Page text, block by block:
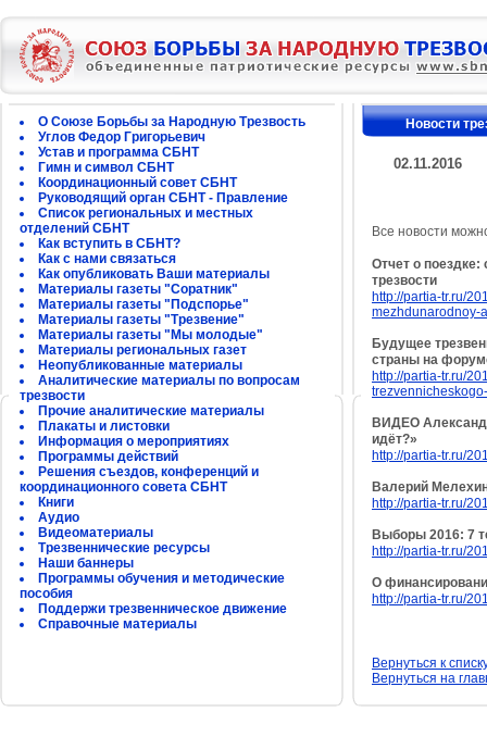
О Союзе Борьбы за Народную Трезвость
Углов Федор Григорьевич
Устав и программа СБНТ
Гимн и символ СБНТ
Координационный совет СБНТ
Руководящий орган СБНТ - Правление
Список региональных и местных
отделений СБНТ
Как вступить в СБНТ?
Как с нами связаться
Как опубликовать Ваши материалы
Материалы газеты "Соратник"
Материалы газеты "Подспорье"
Материалы газеты "Трезвение"
Материалы газеты "Мы молодые"
Материалы региональных газет
Неопубликованные материалы
Аналитические материалы по вопросам
трезвости
Прочие аналитические материалы
Плакаты и листовки
Информация о мероприятиях
Программы действий
Решения съездов, конференций и
координационного совета СБНТ
Книги
Аудио
Видеоматериалы
Трезвеннические ресурсы
Наши баннеры
Программы обучения и методические
пособия
Поддержи трезвенническое движение
Справочные материалы
Новости
02.11.2016
Все новости
Отчет о
трезвости
http://partia-tr.ru/
mezhdunarodnoy-
Будущее
страны на
http://partia-tr.ru/
ВИДЕО
идёт?»
http://partia-tr.ru/
Валерий
http://partia-tr.ru/
Выборы 2016: 7
http://partia-tr.ru/
О
http://partia-tr.ru/
Вернуться к
Вернуться на